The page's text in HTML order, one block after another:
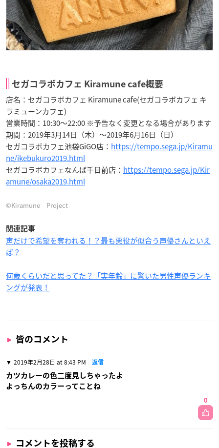
セガコラボカフェ Kiramune cafe概要
店名：セガコラボカフェ Kiramune cafe(セガコラボカフェ キ
ラミューンカフェ)
営業時間：10:30～22:00 ※予告なく変更となる場合があります
期間：2019年3月14日（木）～2019年6月16日（日）
セガコラボカフェ池袋GiGO店： https://tempo.sega.jp/Kiramu
ne/ikebukuro2019.html
セガコラボカフェなんば千日前店： https://tempo.sega.jp/Kir
amune/osaka2019.html
©Kiramune Project
関連記事
声だけで希望を奪われる！？最も悪役が似合う声優さんといえ
ば？
何歳くらいだと思ってた？「実年齢」に驚いた男性声優ランキ
ングが発表！
皆のコメント
2019年2月28日 at 8:43 PM 返信
カツカレーの色二度見しちゃったよ
よっちんのカラーってことね
0
コメントを投稿する